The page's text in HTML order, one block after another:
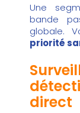
Une
bande
globale.
priorité
direct